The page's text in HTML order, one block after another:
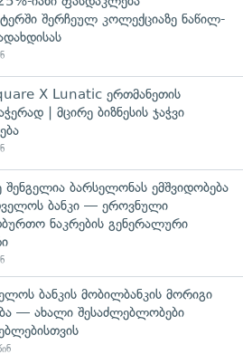
შერჩეულ კოლექციაზე ნაწილ-
X Lunatic ერთმანეთის
| მცირე ბიზნესის ჯაჭვი
ბარსელონას ემშვიდობება
ბანკი — ეროვნული
ნაკრების გენერალური
ბანკის მობილბანკის მორიგი
— ახალი შესაძლებლობები